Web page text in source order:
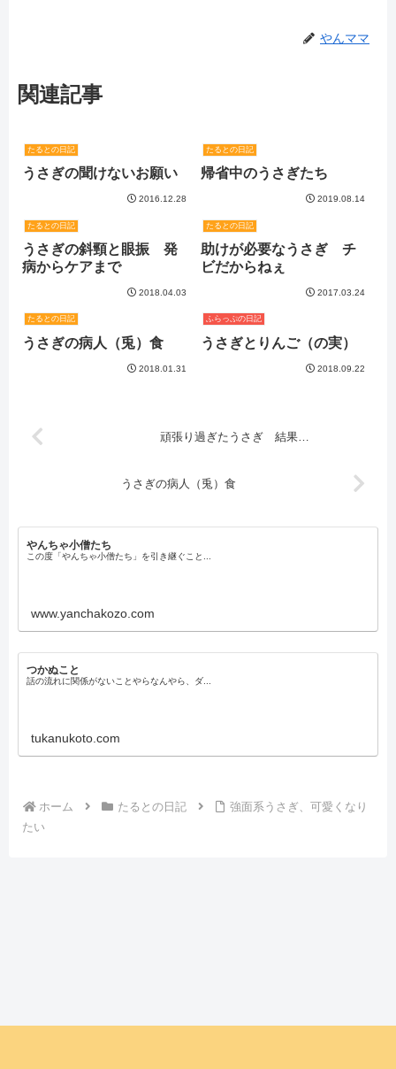
やんママ
関連記事
たるとの日記
うさぎの聞けないお願い
2016.12.28
たるとの日記
帰省中のうさぎたち
2019.08.14
たるとの日記
うさぎの斜頸と眼振 発
病からケアまで
2018.04.03
たるとの日記
助けが必要なうさぎ チ
ビだからねぇ
2017.03.24
たるとの日記
うさぎの病人（兎）食
2018.01.31
ふらっぷの日記
うさぎとりんご（の実）
2018.09.22
頑張り過ぎたうさぎ 結果…
うさぎの病人（兎）食
やんちゃ小僧たち
この度「やんちゃ小僧たち」を引き継ぐこと...
www.yanchakozo.com
つかぬこと
話の流れに関係がないことやらなんやら、ダ...
tukanukoto.com
ホーム たるとの日記
強面系うさぎ、可愛くなり
たい